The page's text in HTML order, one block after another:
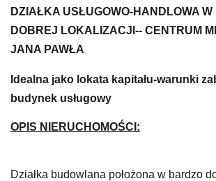
DZIAŁKA USŁUGOWO-HANDLOWA W
DOBREJ LOKALIZACJI-- CENTRUM
JANA PAWŁA
Idealna jako lokata kapitału-warunki
budynek usługowy
OPIS NIERUCHOMOŚCI:
Działka budowlana położona w bardzo